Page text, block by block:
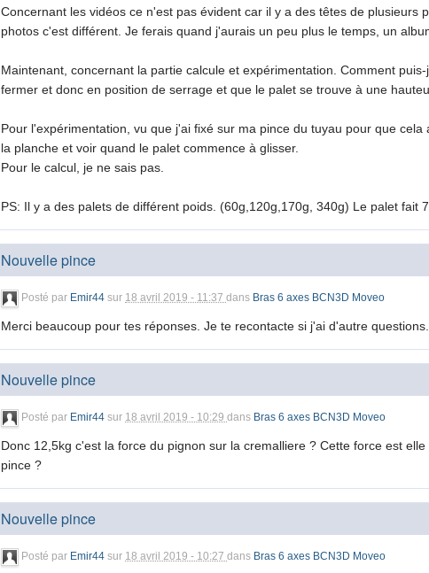
Concernant les vidéos ce n'est pas évident car il y a des têtes de
photos c'est différent. Je ferais quand j'aurais un peu plus le temps, un
Maintenant, concernant la partie calcule et expérimentation. Comment
fermer et donc en position de serrage et que le palet se trouve à une
Pour l'expérimentation, vu que j'ai fixé sur ma pince du tuyau pour que
la planche et voir quand le palet commence à glisser.
Pour le calcul, je ne sais pas.
PS: Il y a des palets de différent poids. (60g,120g,170g, 340g) Le palet fait
Nouvelle pince
Posté par Emir44 sur 18 avril 2019 - 11:37 dans Bras 6 axes BCN3D Moveo
Merci beaucoup pour tes réponses. Je te recontacte si j'ai d'autre questions.
Nouvelle pince
Posté par Emir44 sur 18 avril 2019 - 10:29 dans Bras 6 axes BCN3D Moveo
Donc 12,5kg c'est la force du pignon sur la cremalliere ? Cette force est
pince ?
Nouvelle pince
Posté par Emir44 sur 18 avril 2019 - 10:27 dans Bras 6 axes BCN3D Moveo